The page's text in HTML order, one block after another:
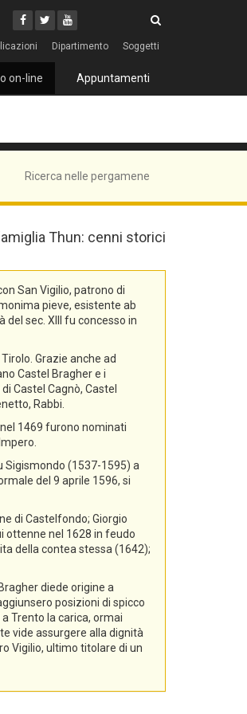
Facebook
Twitter
Youtube
Dipartimento Soggetti
on-line Appuntamenti
Ricerca nelle pergamene
Thun: cenni storici
San Vigilio, patrono di
pieve, esistente ab
sec. XIII fu concesso in
Grazie anche ad
Castel Bragher e i
Castel Cagnò, Castel
Rabbi.
1469 furono nominati
Sigismondo (1537-1595) a
del 9 aprile 1596, si
di Castelfondo; Giorgio
ottenne nel 1628 in feudo
della contea stessa (1642);
diede origine a
posizioni di spicco
Trento la carica, ormai
vide assurgere alla dignità
Vigilio, ultimo titolare di un